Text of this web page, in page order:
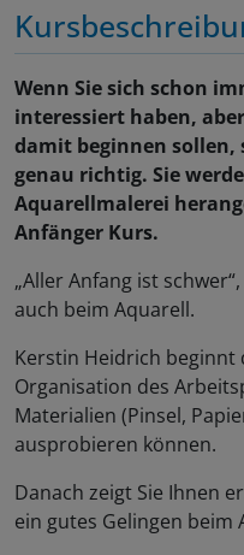
Wenn Sie sich schon
interessiert haben,
damit beginnen sollen,
genau richtig. Sie
Aquarellmalerei
Anfänger Kurs.
„Aller Anfang ist
auch beim Aquarell.
Kerstin Heidrich
Organisation des
Materialien (Pinsel,
ausprobieren können.
Danach zeigt Sie Ihnen
ein gutes Gelingen beim